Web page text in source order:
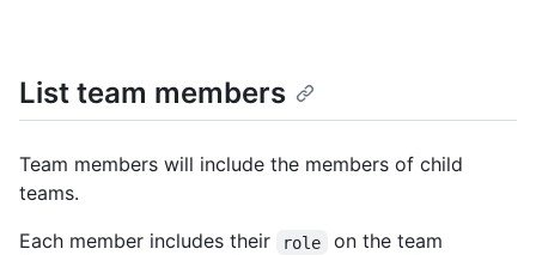
List team members
Team members will include the members of child
teams.
Each member includes their
role
on the team